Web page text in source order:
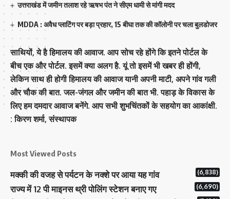
उत्तराखंड में जमीन तलाश रहे ऋषभ पंत ने सीएम धामी से मांगी मदद
MDDA : अवैध प्लाटिंग पर बड़ा प्रहार, 15 बीघा तक की कॉलोनी पर चला बुलडोजर
साथियों, ये है हिमालय की आवाज. आप सोच रहे होंगे कि इतने पोर्टल के
बीच एक और पोर्टल. इसमें क्या अलग है. यूं तो इसमें भी खबर ही होंगी,
लेकिन साथ ही होगी हिमालय की आवाज यानी अपनी माटी, अपने गांव गली
और चौक की बात. जल-जंगल और जमीन की बात भी. पहाड़ के विकास के
लिए हम दमदार आवाज बनेंगे. आप सभी शुभचिंतकों के सहयोग का आकांक्षी.
: किरण शर्मा, संस्‍थापक
Most Viewed Posts
मक्‍की की वजह से पर्यटन के नक्‍शे पर आया यह गांव (6,838)
राज्य में 12 पी माइनस थ्री पोलिंग स्टेशन बनाए गए (6,690)